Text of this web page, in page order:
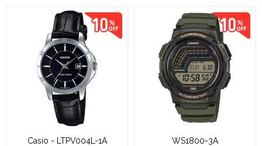
Casio - LTPV004L-1A WS1800-3A